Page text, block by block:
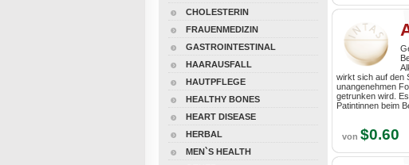
CHOLESTERIN
FRAUENMEDIZIN
GASTROINTESTINAL
HAARAUSFALL
HAUTPFLEGE
HEALTHY BONES
HEART DISEASE
HERBAL
MEN`S HEALTH
wirkt sich auf den
unangenehmen
getrunken wird.
Patintinnen beim
von $0.60